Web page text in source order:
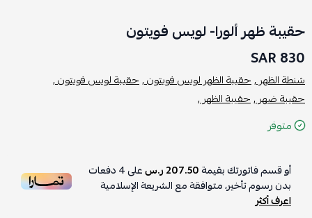
حقيبة ظهر ألورا- لويس فويتون
830 SAR
شنطة الظهر ,حقيبة الظهر لويس فويتون ,حقيبة لويس فويتون ,
حقيبة ضهر ,حقيبة الظهر ,
متوفر
أو قسم فاتورتك بقيمة207.50 ر.س على4دفعات
بدون رسوم تأخير، متوافقة مع الشريعة الإسلامية
اعرف أكثر